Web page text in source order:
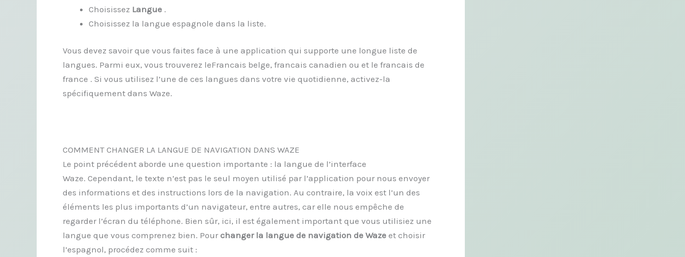
Choisissez Langue .
Choisissez la langue espagnole dans la liste.
Vous devez savoir que vous faites face à une application qui supporte une longue liste de
langues. Parmi eux, vous trouverez leFrancais belge, francais canadien ou et le francais de
france . Si vous utilisez l’une de ces langues dans votre vie quotidienne, activez-la
spécifiquement dans Waze.
COMMENT CHANGER LA LANGUE DE NAVIGATION DANS WAZE
Le point précédent aborde une question importante : la langue de l’interface
Waze. Cependant, le texte n’est pas le seul moyen utilisé par l’application pour nous envoyer
des informations et des instructions lors de la navigation. Au contraire, la voix est l’un des
éléments les plus importants d’un navigateur, entre autres, car elle nous empêche de
regarder l’écran du téléphone. Bien sûr, ici, il est également important que vous utilisiez une
langue que vous comprenez bien. Pour changer la langue de navigation de Waze et choisir
l’espagnol, procédez comme suit :